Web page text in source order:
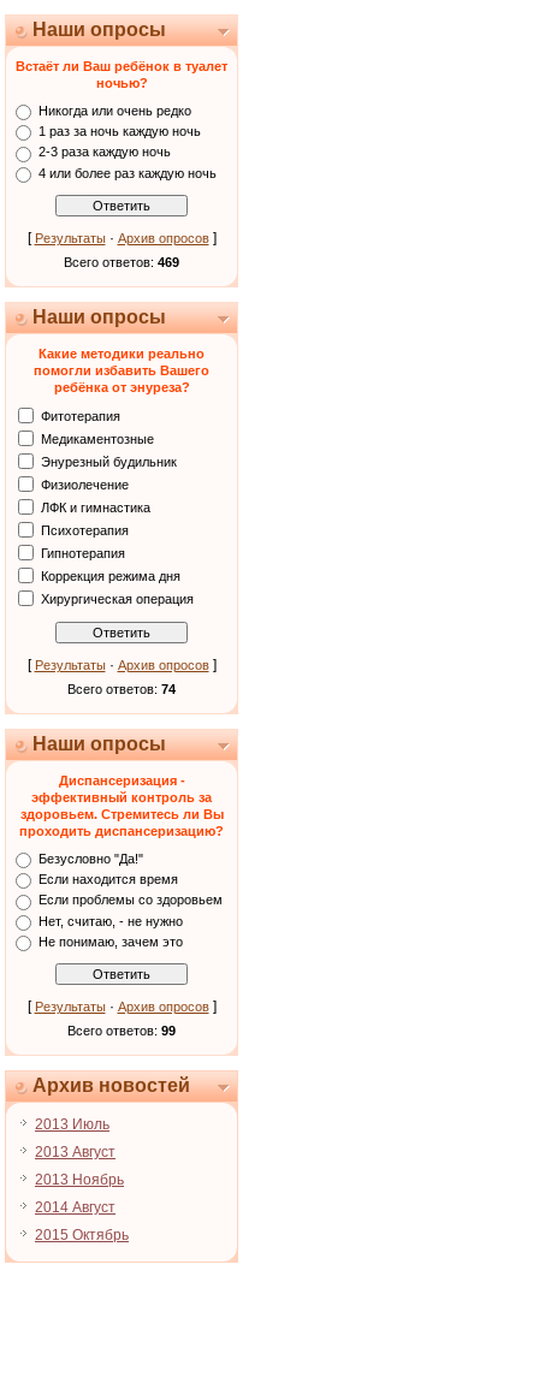
Наши опросы
Встаёт ли Ваш ребёнок в туалет
ночью?
Никогда или очень редко
1 раз за ночь каждую ночь
2-3 раза каждую ночь
4 или более раз каждую ночь
[ Результаты· Архив опросов]
Всего ответов: 469
Наши опросы
Какие методики реально
помогли избавить Вашего
ребёнка от энуреза?
Фитотерапия
Медикаментозные
Энурезный будильник
Физиолечение
ЛФК и гимнастика
Психотерапия
Гипнотерапия
Коррекция режима дня
Хирургическая операция
[ Результаты· Архив опросов]
Всего ответов: 74
Наши опросы
Диспансеризация -
эффективный контроль за
здоровьем. Стремитесь ли Вы
проходить диспансеризацию?
Безусловно "Да!"
Если находится время
Если проблемы со здоровьем
Нет, считаю, - не нужно
Не понимаю, зачем это
[ Результаты· Архив опросов]
Всего ответов: 99
Архив новостей
2013 Июль
2013 Август
2013 Ноябрь
2014 Август
2015 Октябрь